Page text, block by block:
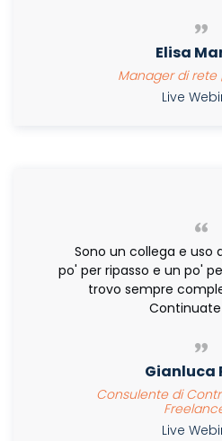
Elisa
Manager di rete
Live
Sono un collega e uso
po' per ripasso e un po'
trovo sempre
Gianluca
Consulente di
Live